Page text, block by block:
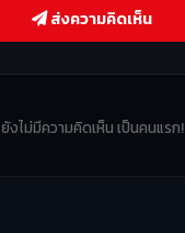
ส่งความคิดเห็น
ยังไม่มีความคิดเห็น เป็นคนแรก!